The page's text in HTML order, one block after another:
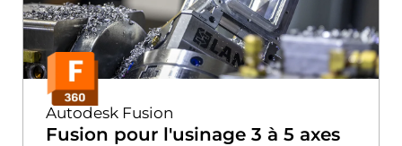
Autodesk Fusion
Fusion pour l'usinage 3 à 5 axes